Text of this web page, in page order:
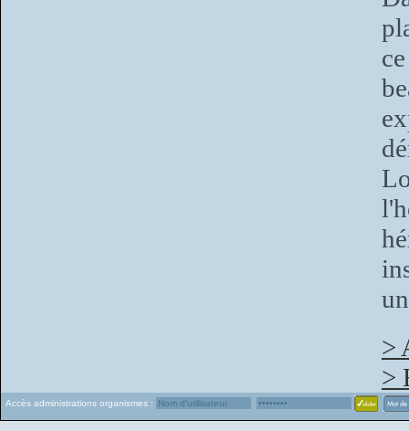
>
>
Accès administrations organismes :